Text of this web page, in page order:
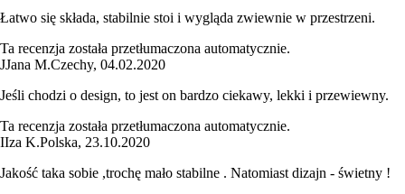
Łatwo się składa, stabilnie stoi i wygląda zwiewnie w przestrzeni.
Ta recenzja została przetłumaczona automatycznie.
JJana M.Czechy, 04.02.2020
Jeśli chodzi o design, to jest on bardzo ciekawy, lekki i przewiewny.
Ta recenzja została przetłumaczona automatycznie.
IIza K.Polska, 23.10.2020
Jakość taka sobie ,trochę mało stabilne . Natomiast dizajn - świetny !